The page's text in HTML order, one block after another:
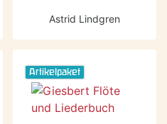
Astrid Lindgren
Artikelpaket